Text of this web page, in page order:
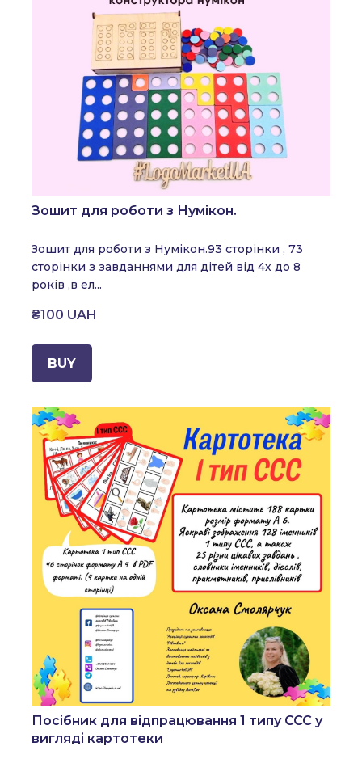
Зошит для роботи з Нумікон.
Зошит для роботи з Нумікон.93 сторінки , 73
сторінки з завданнями для дітей від 4х до 8
років ,в ел...
₴100 UAH
BUY
Посібник для відпрацювання 1 типу ССС у
вигляді картотеки